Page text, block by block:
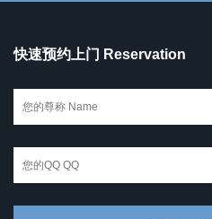
快速预约上门 Reservation